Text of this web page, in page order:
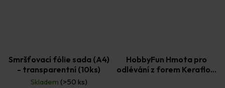
Smršťovací fólie sada (A4)
- transparentní (10ks)
Skladem (>50 ks)
HobbyFun Hmota pro
odlévání z forem Keraflott